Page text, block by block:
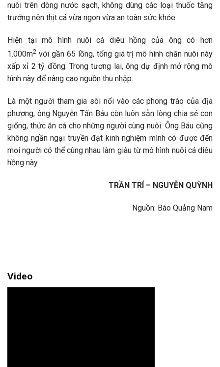
nuôi trên dòng nước sạch, không dùng các loại thuốc tăng
trưởng nên thịt cá vừa ngon vừa an toàn sức khỏe.
Hiện tại mô hình nuôi cá diêu hồng của ông có hơn
1.000m2 với gần 65 lồng, tổng giá trị mô hình chăn nuôi này
xấp xỉ 2 tỷ đồng. Trong tương lai, ông dự định mở rộng mô
hình này để nâng cao nguồn thu nhập.
Là một người tham gia sôi nổi vào các phong trào của địa
phương, ông Nguyễn Tấn Báu còn luôn sẵn lòng chia sẻ con
giống, thức ăn cá cho những người cùng nuôi. Ông Báu cũng
không ngần ngại truyền đạt kinh nghiệm mình có được đến
mọi người có thể cùng nhau làm giàu từ mô hình nuôi cá diêu
hồng này.
TRẦN TRÍ – NGUYỄN QUỲNH
Nguồn: Báo Quảng Nam
Video